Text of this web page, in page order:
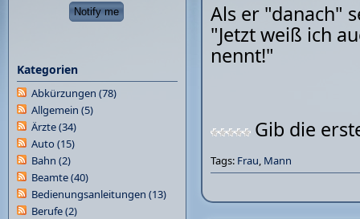
Als er "danach"
"Jetzt weiß ich
nennt!"
Gib die
Tags: Frau, Mann
Kategorien
Abkürzungen (78)
Allgemein (5)
Ärzte(34)
Auto(15)
Bahn (2)
Beamte(40)
Bedienungsanleitungen (13)
Berufe(2)